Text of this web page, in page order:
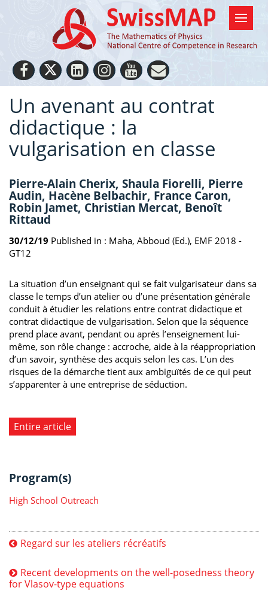
Un avenant au contrat
didactique : la
vulgarisation en classe
Pierre-Alain Cherix, Shaula Fiorelli, Pierre
Audin, Hacène Belbachir, France Caron,
Robin Jamet, Christian Mercat, Benoît
Rittaud
30/12/19 Published in : Maha, Abboud (Ed.), EMF 2018 -
GT12
La situation d’un enseignant qui se fait vulgarisateur dans sa
classe le temps d’un atelier ou d’une présentation générale
conduit à étudier les relations entre contrat didactique et
contrat didactique de vulgarisation. Selon que la séquence
prend place avant, pendant ou après l’enseignement lui-
même, son rôle change : accroche, aide à la réappropriation
d’un savoir, synthèse des acquis selon les cas. L’un des
risques de la démarche tient aux ambiguïtés de ce qui peut
s’apparenter à une entreprise de séduction.
Entire article
Program(s)
High School Outreach
Regard sur les ateliers récréatifs
Recent developments on the well-posedness theory
for Vlasov-type equations